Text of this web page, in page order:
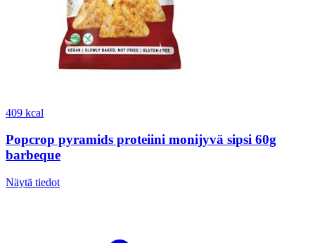
409 kcal
Popcrop pyramids proteiini monijyvä sipsi 60g
barbeque
Näytä tiedot